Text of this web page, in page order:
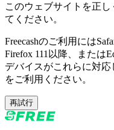
このウェブサイトを正
てください。
Freecashのご利用には
Firefox 111以降、または
デバイスがこれらに対
をご利用ください。
再試行